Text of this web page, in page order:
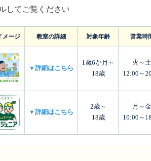
してご覧ください
メージ 教室の詳細 対象年齢 営業時
▼詳細はこちら
1歳6か月～
18歳
火～土
12:00～
▼詳細はこちら
2歳～
18歳
月～金
10:00～